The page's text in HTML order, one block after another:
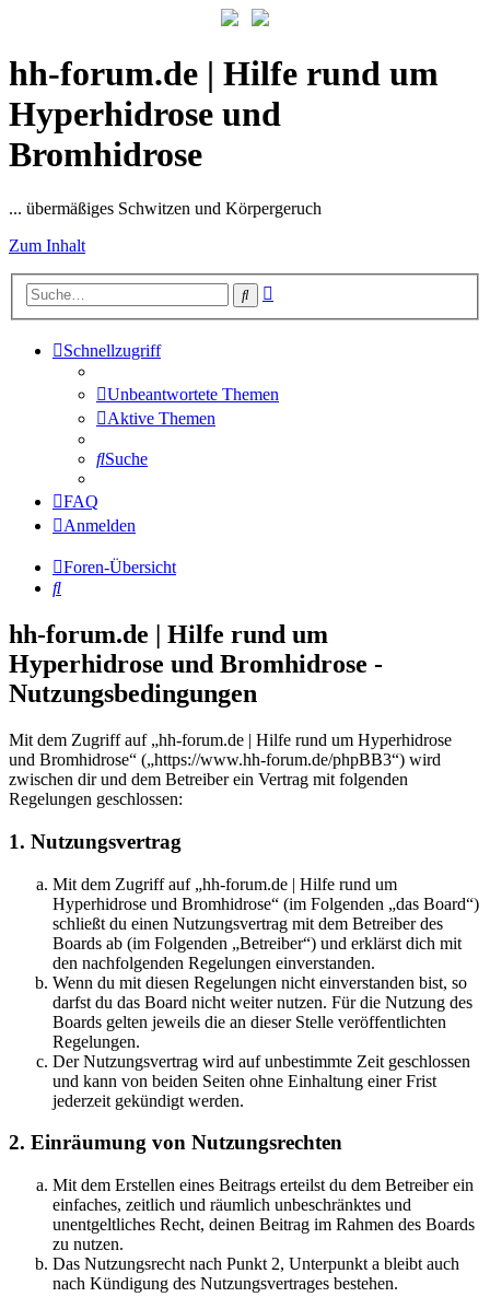
hh-forum.de | Hilfe rund um
Hyperhidrose und
Bromhidrose
... übermäßiges Schwitzen und Körpergeruch
Zum Inhalt
Suche
Schnellzugriff
Unbeantwortete Themen
Aktive Themen
Suche
FAQ
Anmelden
Foren-Übersicht
Suche
hh-forum.de | Hilfe rund um
Hyperhidrose und Bromhidrose -
Nutzungsbedingungen
Mit dem Zugriff auf „hh-forum.de | Hilfe rund um Hyperhidrose
und Bromhidrose“ („https://www.hh-forum.de/phpBB3“) wird
zwischen dir und dem Betreiber ein Vertrag mit folgenden
Regelungen geschlossen:
1. Nutzungsvertrag
Mit dem Zugriff auf „hh-forum.de | Hilfe rund um
Hyperhidrose und Bromhidrose“ (im Folgenden „das Board“)
schließt du einen Nutzungsvertrag mit dem Betreiber des
Boards ab (im Folgenden „Betreiber“) und erklärst dich mit
den nachfolgenden Regelungen einverstanden.
Wenn du mit diesen Regelungen nicht einverstanden bist, so
darfst du das Board nicht weiter nutzen. Für die Nutzung des
Boards gelten jeweils die an dieser Stelle veröffentlichten
Regelungen.
Der Nutzungsvertrag wird auf unbestimmte Zeit geschlossen
und kann von beiden Seiten ohne Einhaltung einer Frist
jederzeit gekündigt werden.
2. Einräumung von Nutzungsrechten
Mit dem Erstellen eines Beitrags erteilst du dem Betreiber ein
einfaches, zeitlich und räumlich unbeschränktes und
unentgeltliches Recht, deinen Beitrag im Rahmen des Boards
zu nutzen.
Das Nutzungsrecht nach Punkt 2, Unterpunkt a bleibt auch
nach Kündigung des Nutzungsvertrages bestehen.